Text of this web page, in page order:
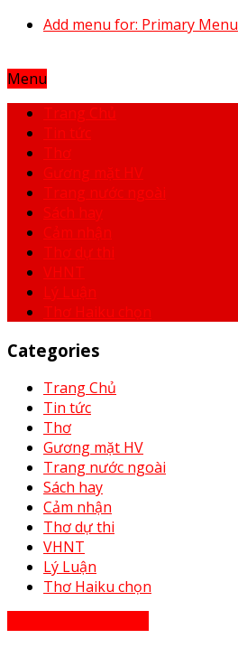
Add menu for: Primary Menu
Menu
Trang Chủ
Tin tức
Thơ
Gương mặt HV
Trang nước ngoài
Sách hay
Cảm nhận
Thơ dự thi
VHNT
Lý Luận
Thơ Haiku chọn
Categories
Trang Chủ
Tin tức
Thơ
Gương mặt HV
Trang nước ngoài
Sách hay
Cảm nhận
Thơ dự thi
VHNT
Lý Luận
Thơ Haiku chọn